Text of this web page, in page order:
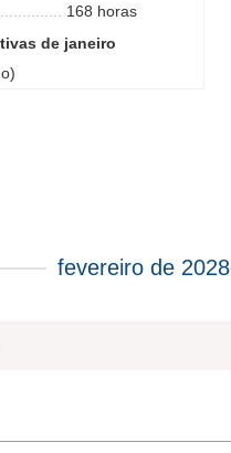
168 horas
de janeiro
fevereiro de 2028